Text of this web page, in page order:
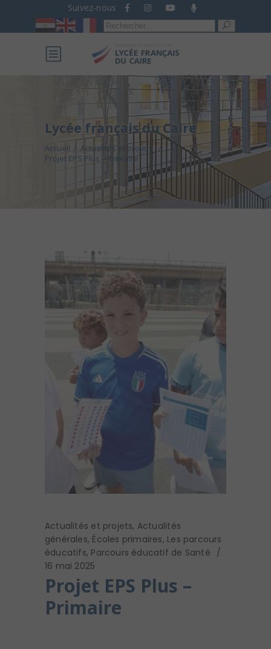
Suivez-nous
Recherche
pour :
Lycée français du Caire
Accueil / Actualités et projets
/
Projet EPS Plus – Primaire
Actualités et projets, Actualités
générales, Écoles primaires, Les parcours
éducatifs, Parcours éducatif de Santé
16 mai 2025
Projet EPS Plus –
Primaire